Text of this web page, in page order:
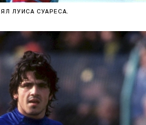
ЛУИСА СУАРЕСА.